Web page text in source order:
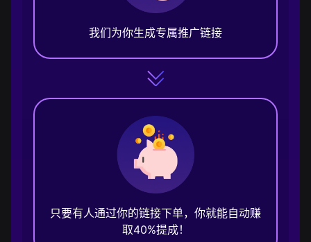
我们为你生成专属推广链接
只要有人通过你的链接下单，你就能自动赚
取40%提成！